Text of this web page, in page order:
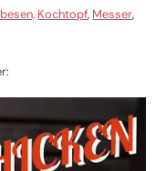
Kochtopf, Messer,